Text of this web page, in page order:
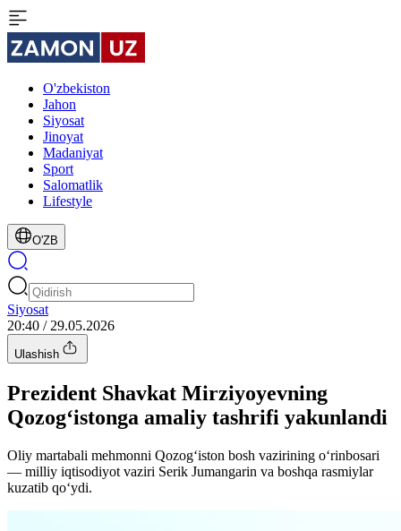
O'zbekiston
Jahon
Siyosat
Jinoyat
Madaniyat
Sport
Salomatlik
Lifestyle
O'ZB
Siyosat
20:40 / 29.05.2026
Ulashish
Prezident Shavkat Mirziyoyevning
Qozog‘istonga amaliy tashrifi yakunlandi
Oliy martabali mehmonni Qozog‘iston bosh vazirining o‘rinbosari
— milliy iqtisodiyot vaziri Serik Jumangarin va boshqa rasmiylar
kuzatib qo‘ydi.